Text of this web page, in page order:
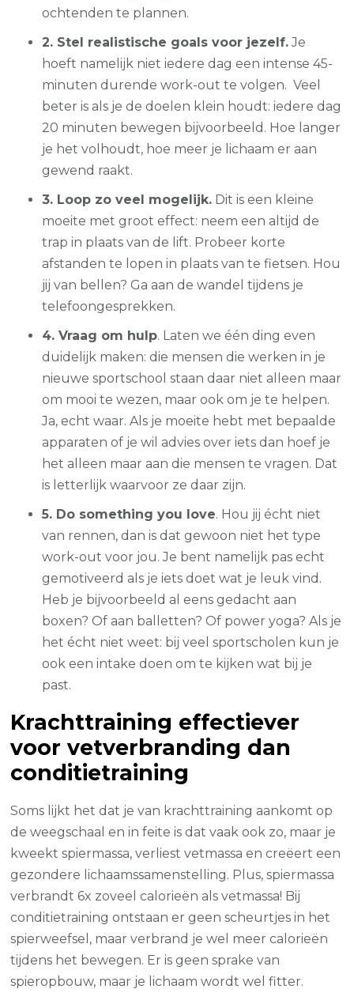
ochtenden te plannen.
2. Stel realistische goals voor jezelf.Je
hoeft namelijk niet iedere dag een intense 45-
minuten durende work-out te volgen. Veel
beter is als je de doelen klein houdt: iedere dag
20 minuten bewegen bijvoorbeeld. Hoe langer
je het volhoudt, hoe meer je lichaam er aan
gewend raakt.
3. Loop zo veel mogelijk. Dit is een kleine
moeite met groot effect: neem een altijd de
trap in plaats van de lift. Probeer korte
afstanden te lopen in plaats van te fietsen. Hou
jij van bellen? Ga aan de wandel tijdens je
telefoongesprekken.
4. Vraag om hulp. Laten we één ding even
duidelijk maken: die mensen die werken in je
nieuwe sportschool staan daar niet alleen maar
om mooi te wezen, maar ook om je te helpen.
Ja, echt waar. Als je moeite hebt met bepaalde
apparaten of je wil advies over iets dan hoef je
het alleen maar aan die mensen te vragen. Dat
is letterlijk waarvoor ze daar zijn.
5. Do something you love. Hou jij écht niet
van rennen, dan is dat gewoon niet het type
work-out voor jou. Je bent namelijk pas echt
gemotiveerd als je iets doet wat je leuk vind.
Heb je bijvoorbeeld al eens gedacht aan
boxen? Of aan balletten? Of power yoga? Als je
het écht niet weet: bij veel sportscholen kun je
ook een intake doen om te kijken wat bij je
past.
Krachttraining effectiever
voor vetverbranding dan
conditietraining
Soms lijkt het dat je van krachttraining aankomt op
de weegschaal en in feite is dat vaak ook zo, maar je
kweekt spiermassa, verliest vetmassa en creëert een
gezondere lichaamssamenstelling. Plus, spiermassa
verbrandt 6x zoveel calorieën als vetmassa! Bij
conditietraining ontstaan er geen scheurtjes in het
spierweefsel, maar verbrand je wel meer calorieën
tijdens het bewegen. Er is geen sprake van
spieropbouw, maar je lichaam wordt wel fitter.